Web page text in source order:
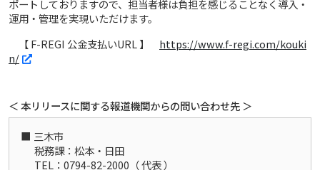
ポートしておりますので、担当者様は負担を感じることなく導入・
運用・管理を実現いただけます。
【 F-REGI 公金支払いURL 】 https://www.f-regi.com/kouki
n/
＜ 本リリースに関する報道機関からの問い合わせ先 ＞
三木市
税務課：松本・日田
TEL：0794-82-2000（ 代表 ）